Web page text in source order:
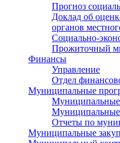
Прогноз
Доклад об
органов
Социально-
Прожиточный
Финансы
Управление
Отдел
Муниципальные
Отчеты по
Муниципальные